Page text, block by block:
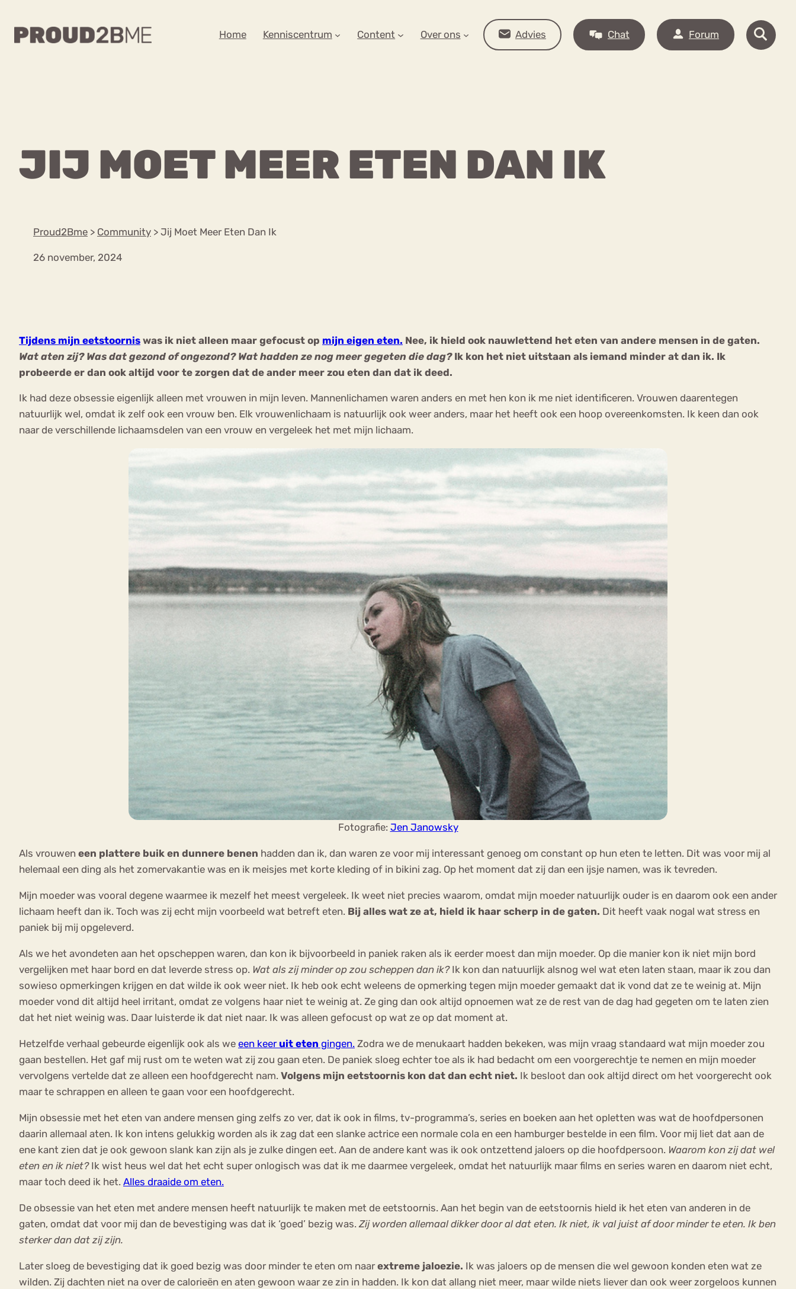
naar
Home Kenniscentrum Content Over ons Advies Chat Forum
JIJ MOET MEER ETEN DAN IK
Proud2Bme > Community > Jij Moet Meer Eten Dan Ik
26 november, 2024
Tijdens mijn eetstoornis was ik niet alleen maar gefocust op mijn eigen eten. Nee, ik hield ook nauwlettend het eten van andere mensen in de gaten.
Wat aten zij? Was dat gezond of ongezond? Wat hadden ze nog meer gegeten die dag?Ik kon het niet uitstaan als iemand minder at dan ik. Ik
probeerde er dan ook altijd voor te zorgen dat de ander meer zou eten dan dat ik deed.
Ik had deze obsessie eigenlijk alleen met vrouwen in mijn leven. Mannenlichamen waren anders en met hen kon ik me niet identificeren. Vrouwen daarentegen
natuurlijk wel, omdat ik zelf ook een vrouw ben. Elk vrouwenlichaam is natuurlijk ook weer anders, maar het heeft ook een hoop overeenkomsten. Ik keen dan ook
naar de verschillende lichaamsdelen van een vrouw en vergeleek het met mijn lichaam.
Fotografie: Jen Janowsky
Als vrouwen een plattere buik en dunnere benen hadden dan ik, dan waren ze voor mij interessant genoeg om constant op hun eten te letten. Dit was voor mij al
helemaal een ding als het zomervakantie was en ik meisjes met korte kleding of in bikini zag. Op het moment dat zij dan een ijsje namen, was ik tevreden.
Mijn moeder was vooral degene waarmee ik mezelf het meest vergeleek. Ik weet niet precies waarom, omdat mijn moeder natuurlijk ouder is en daarom ook een ander
lichaam heeft dan ik. Toch was zij echt mijn voorbeeld wat betreft eten. Bij alles wat ze at, hield ik haar scherp in de gaten. Dit heeft vaak nogal wat stress en
paniek bij mij opgeleverd.
Als we het avondeten aan het opscheppen waren, dan kon ik bijvoorbeeld in paniek raken als ik eerder moest dan mijn moeder. Op die manier kon ik niet mijn bord
vergelijken met haar bord en dat leverde stress op. Wat als zij minder op zou scheppen dan ik?Ik kon dan natuurlijk alsnog wel wat eten laten staan, maar ik zou dan
sowieso opmerkingen krijgen en dat wilde ik ook weer niet. Ik heb ook echt weleens de opmerking tegen mijn moeder gemaakt dat ik vond dat ze te weinig at. Mijn
moeder vond dit altijd heel irritant, omdat ze volgens haar niet te weinig at. Ze ging dan ook altijd opnoemen wat ze de rest van de dag had gegeten om te laten zien
dat het niet weinig was. Daar luisterde ik dat niet naar. Ik was alleen gefocust op wat ze op dat moment at.
Hetzelfde verhaal gebeurde eigenlijk ook als we een keer uit eten gingen. Zodra we de menukaart hadden bekeken, was mijn vraag standaard wat mijn moeder zou
gaan bestellen. Het gaf mij rust om te weten wat zij zou gaan eten. De paniek sloeg echter toe als ik had bedacht om een voorgerechtje te nemen en mijn moeder
vervolgens vertelde dat ze alleen een hoofdgerecht nam. Volgens mijn eetstoornis kon dat dan echt niet. Ik besloot dan ook altijd direct om het voorgerecht ook
maar te schrappen en alleen te gaan voor een hoofdgerecht.
Mijn obsessie met het eten van andere mensen ging zelfs zo ver, dat ik ook in films, tv-programma’s, series en boeken aan het opletten was wat de hoofdpersonen
daarin allemaal aten. Ik kon intens gelukkig worden als ik zag dat een slanke actrice een normale cola en een hamburger bestelde in een film. Voor mij liet dat aan de
ene kant zien dat je ook gewoon slank kan zijn als je zulke dingen eet. Aan de andere kant was ik ook ontzettend jaloers op die hoofdpersoon. Waarom kon zij dat wel
eten en ik niet?Ik wist heus wel dat het echt super onlogisch was dat ik me daarmee vergeleek, omdat het natuurlijk maar films en series waren en daarom niet echt,
maar toch deed ik het. Alles draaide om eten.
De obsessie van het eten met andere mensen heeft natuurlijk te maken met de eetstoornis. Aan het begin van de eetstoornis hield ik het eten van anderen in de
gaten, omdat dat voor mij dan de bevestiging was dat ik ‘goed’ bezig was.Zij worden allemaal dikker door al dat eten. Ik niet, ik val juist af door minder te eten. Ik ben
sterker dan dat zij zijn.
Later sloeg de bevestiging dat ik goed bezig was door minder te eten om naarextreme jaloezie. Ik was jaloers op de mensen die wel gewoon konden eten wat ze
wilden. Zij dachten niet na over de calorieën en aten gewoon waar ze zin in hadden. Ik kon dat allang niet meer, maar wilde niets liever dan ook weer zorgeloos kunnen
Content
Over ons
WAAR BEN JE NAAR OP ZOEK?
Over proud2bme
Vacatures
Privacyverklaring
Boulimia Nervosa Eetstoornis Anorexia Nervosa Eetbuien
Orthorexia
Afvallen Angst